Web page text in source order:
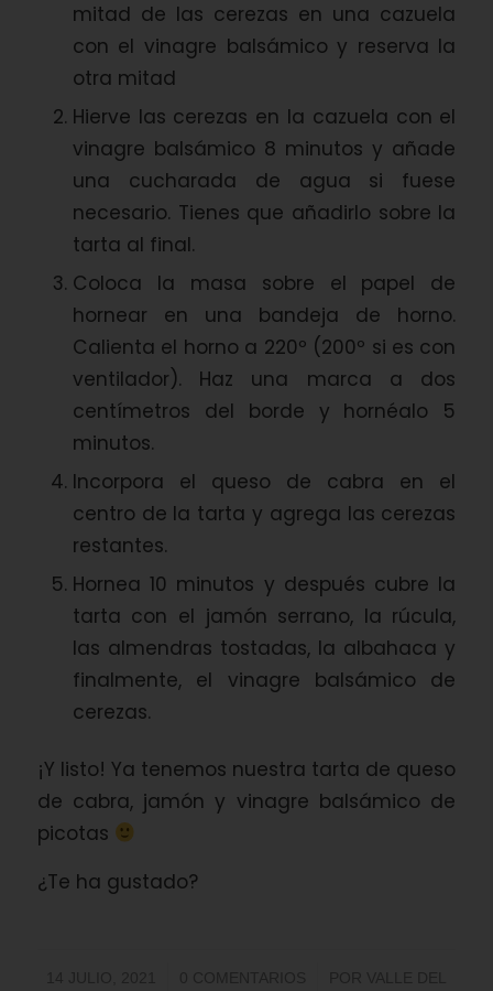
mitad de las cerezas en una cazuela
con el vinagre balsámico y reserva la
otra mitad
Hierve las cerezas en la cazuela con el
vinagre balsámico 8 minutos y añade
una cucharada de agua si fuese
necesario. Tienes que añadirlo sobre la
tarta al final.
Coloca la masa sobre el papel de
hornear en una bandeja de horno.
Calienta el horno a 220º (200º si es con
ventilador). Haz una marca a dos
centímetros del borde y hornéalo 5
minutos.
Incorpora el queso de cabra en el
centro de la tarta y agrega las cerezas
restantes.
Hornea 10 minutos y después cubre la
tarta con el jamón serrano, la rúcula,
las almendras tostadas, la albahaca y
finalmente, el vinagre balsámico de
cerezas.
¡Y listo! Ya tenemos nuestra tarta de queso
de cabra, jamón y vinagre balsámico de
picotas
¿Te ha gustado?